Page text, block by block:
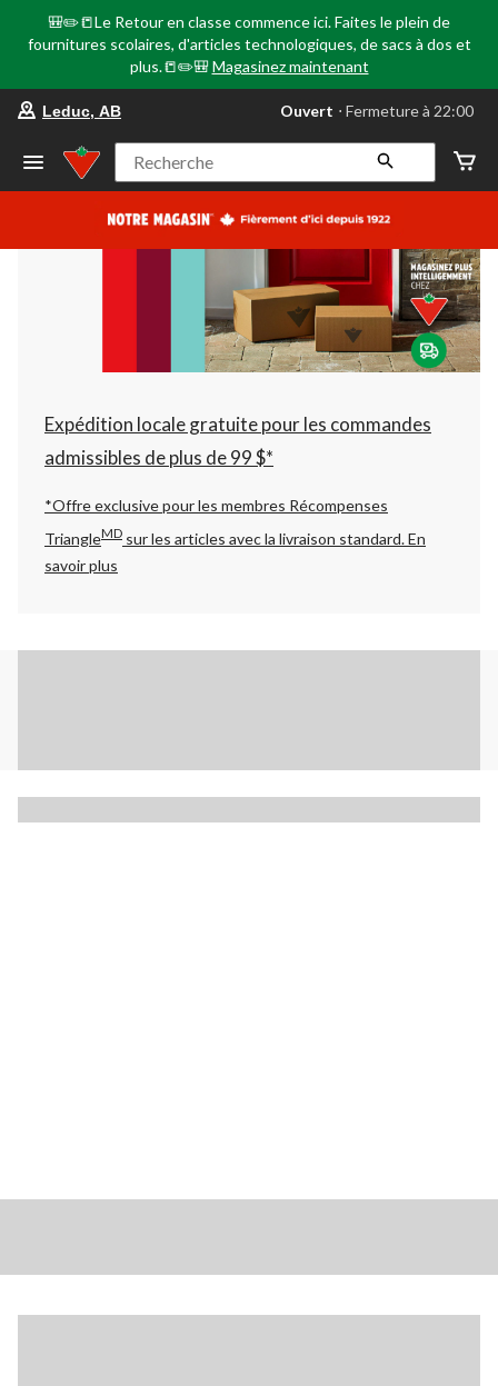
🎒✏️📒Le Retour en classe commence ici. Faites le plein de
fournitures scolaires, d'articles technologiques, de sacs à dos et
plus.📒✏️🎒 Magasinez maintenant
votre
préféré
Leduc,
AB,
courament
Fermeture
à
22:00
cliquer
pour
changer
Leduc, AB Ouvert ⋅ Fermeture à 22:00
Recherche
Expédition locale gratuite pour les commandes
admissibles de plus de 99 $*
*Offre exclusive pour les membres Récompenses
TriangleMD sur les articles avec la livraison standard.En
savoir plus